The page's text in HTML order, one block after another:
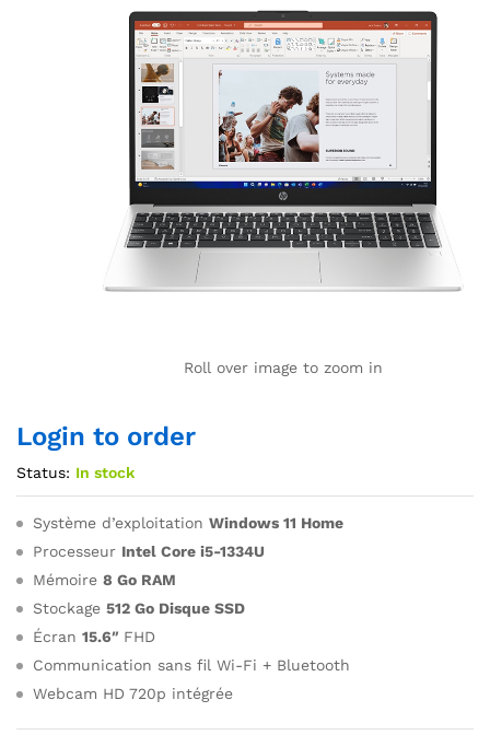
Roll over image to zoom in
Login to order
Status: In stock
Système d’exploitation Windows 11 Home
Processeur Intel Core i5-1334U
Mémoire 8 Go RAM
Stockage 512 Go Disque SSD
Écran 15.6″ FHD
Communication sans fil Wi-Fi + Bluetooth
Webcam HD 720p intégrée